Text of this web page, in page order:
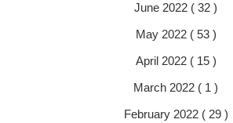
June 2022 ( 32 )
May 2022 ( 53 )
April 2022 ( 15 )
March 2022 ( 1 )
February 2022 ( 29 )